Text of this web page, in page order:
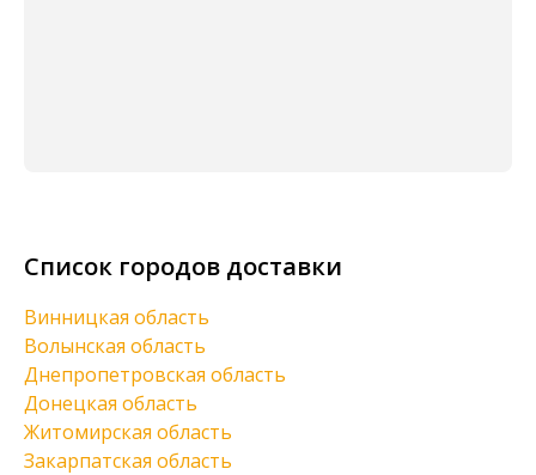
Список городов доставки
Винницкая область
Волынская область
Днепропетровская область
Донецкая область
Житомирская область
Закарпатская область